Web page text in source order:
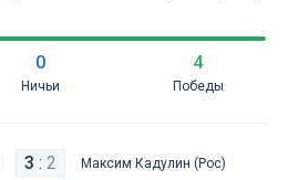
0
Ничьи
4
Победы
3 : 2 Максим Кадулин (Рос)